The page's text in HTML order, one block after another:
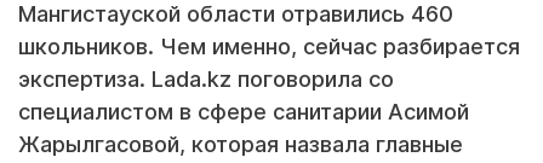
Мангистауской области отравились 460
школьников. Чем именно, сейчас разбирается
экспертиза. Lada.kz поговорила со
специалистом в сфере санитарии Асимой
Жарылгасовой, которая назвала главные